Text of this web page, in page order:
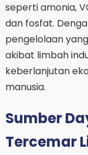
seperti amonia,
dan fosfat.
pengelolaan
akibat limbah
keberlanjutan
manusia.
Sumber
Tercemar